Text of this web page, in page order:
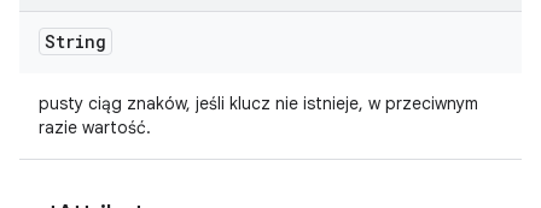
String
pusty ciąg znaków, jeśli klucz nie istnieje, w przeciwnym
razie wartość.